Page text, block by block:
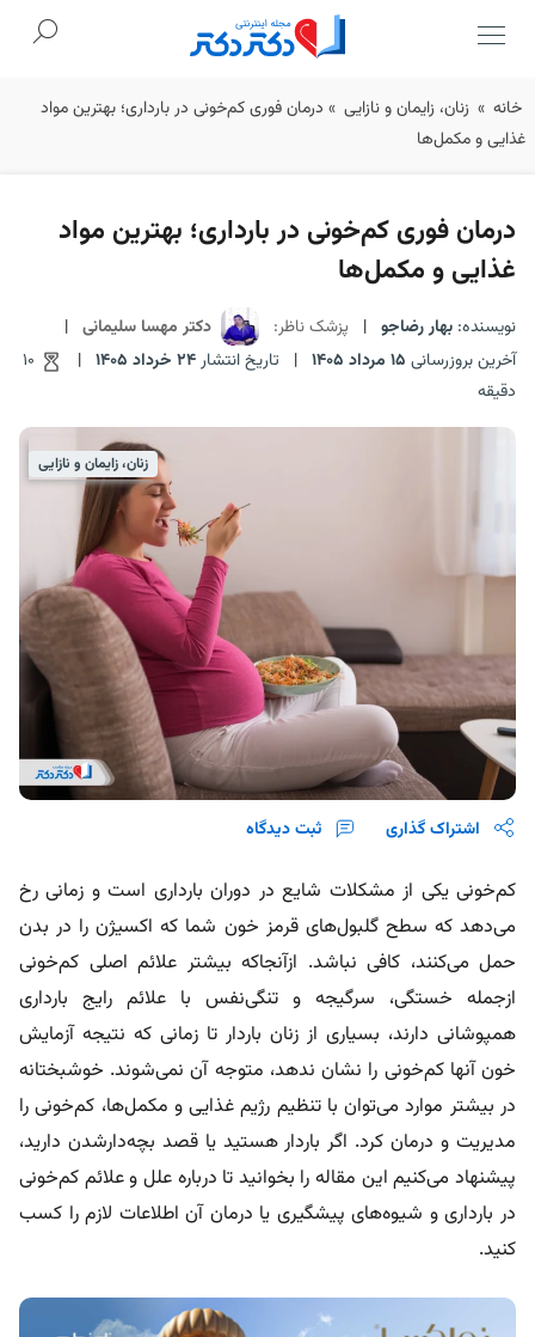
Skip
to
خانه » زنان، زایمان و نازایی » درمان فوری کم‌خونی در بارداری؛ بهترین مواد
غذایی و مکمل‌ها
درمان فوری کم‌خونی در بارداری؛ بهترین مواد
غذایی و مکمل‌ها
نویسنده: بهار رضاجو | پزشک ناظر: دکتر مهسا سلیمانی |
آخرین بروزرسانی 15 مرداد 1405 | تاریخ انتشار24 خرداد 1405 |
10
دقیقه
زنان، زایمان و نازایی
اشتراک گذاری ثبت دیدگاه
کم‌خونی یکی از مشکلات شایع در دوران بارداری است و زمانی رخ
می‌دهد که سطح گلبول‌های قرمز خون شما که اکسیژن را در بدن
حمل می‌کنند، کافی نباشد. ازآنجاکه بیشتر علائم اصلی کم‌خونی
ازجمله خستگی، سرگیجه و تنگی‌نفس با علائم رایج بارداری
همپوشانی دارند، بسیاری از زنان باردار تا زمانی که نتیجه آزمایش
خون آنها کم‌خونی را نشان ندهد، متوجه آن نمی‌شوند. خوشبختانه
در بیشتر موارد می‌توان با تنظیم رژیم غذایی و مکمل‌ها، کم‌خونی را
مدیریت و درمان کرد. اگر باردار هستید یا قصد بچه‌دارشدن دارید،
پیشنهاد می‌کنیم این مقاله را بخوانید تا درباره علل و علائم کم‌خونی
در بارداری و شیوه‌های پیشگیری یا درمان آن اطلاعات لازم را کسب
کنید.